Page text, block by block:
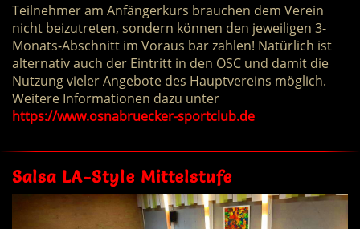
Teilnehmer am Anfängerkurs brauchen dem Verein
nicht beizutreten, sondern können den jeweiligen 3-
Monats-Abschnitt im Voraus bar zahlen! Natürlich ist
alternativ auch der Eintritt in den OSC und damit die
Nutzung vieler Angebote des Hauptvereins möglich.
Weitere Informationen dazu unter
https://www.osnabruecker-sportclub.de
Salsa LA-Style Mittelstufe